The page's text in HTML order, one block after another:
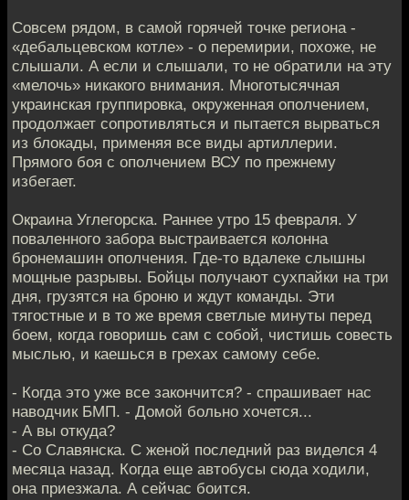
Совсем рядом, в самой горячей точке региона -
«дебальцевском котле» - о перемирии, похоже, не
слышали. А если и слышали, то не обратили на эту
«мелочь» никакого внимания. Многотысячная
украинская группировка, окруженная ополчением,
продолжает сопротивляться и пытается вырваться
из блокады, применяя все виды артиллерии.
Прямого боя с ополчением ВСУ по прежнему
избегает.
Окраина Углегорска. Раннее утро 15 февраля. У
поваленного забора выстраивается колонна
бронемашин ополчения. Где-то вдалеке слышны
мощные разрывы. Бойцы получают сухпайки на три
дня, грузятся на броню и ждут команды. Эти
тягостные и в то же время светлые минуты перед
боем, когда говоришь сам с собой, чистишь совесть
мыслью, и каешься в грехах самому себе.
- Когда это уже все закончится? - спрашивает нас
наводчик БМП. - Домой больно хочется...
- А вы откуда?
- Со Славянска. С женой последний раз виделся 4
месяца назад. Когда еще автобусы сюда ходили,
она приезжала. А сейчас боится.